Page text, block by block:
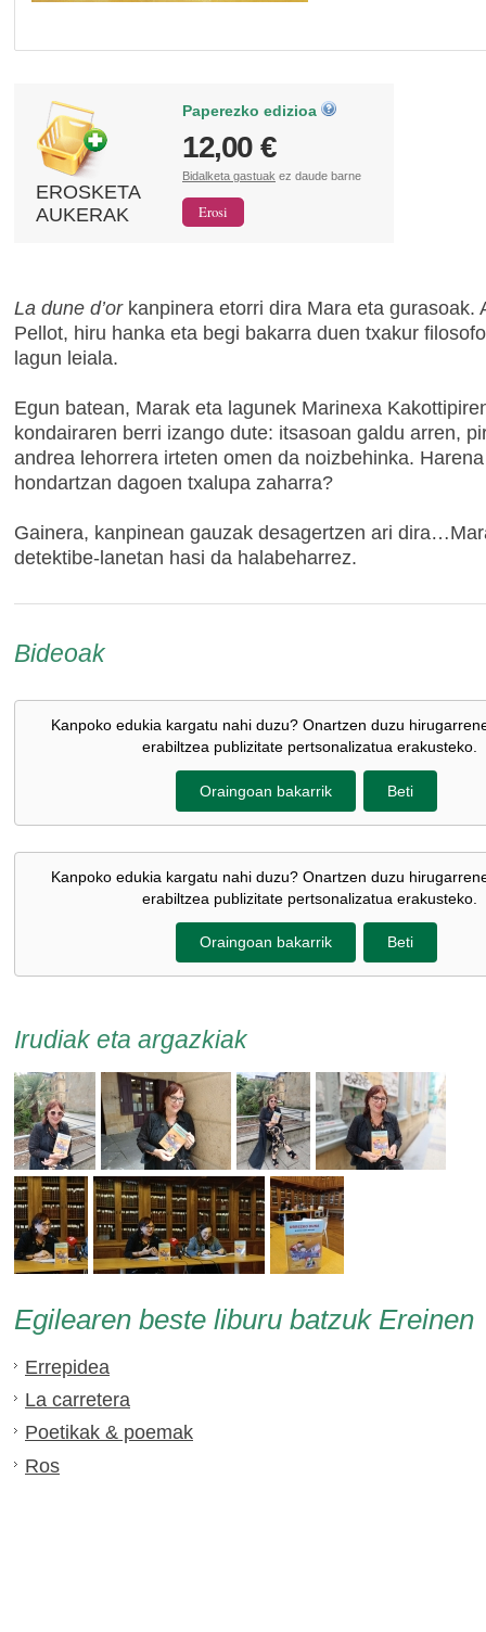
EROSKETA
AUKERAK
Paperezko edizioa
12,00 €
Bidalketa gastuak ez daude barne
La dune d’orkanpinera etorri dira Mara eta gurasoak.
Pellot, hiru hanka eta begi bakarra duen txakur
lagun leiala.
Egun batean, Marak eta lagunek Marinexa
kondairaren berri izango dute: itsasoan galdu arren,
andrea lehorrera irteten omen da noizbehinka.
hondartzan dagoen txalupa zaharra?
Gainera, kanpinean gauzak desagertzen ari
detektibe-lanetan hasi da halabeharrez.
Bideoak
Kanpoko edukia kargatu nahi duzu? Onartzen duzu
erabiltzea publizitate pertsonalizatua erakusteko.
Oraingoan bakarrik Beti
Kanpoko edukia kargatu nahi duzu? Onartzen duzu
erabiltzea publizitate pertsonalizatua erakusteko.
Oraingoan bakarrik Beti
Irudiak eta argazkiak
Egilearen beste liburu batzuk Ereinen
Errepidea
La carretera
Poetikak & poemak
Ros